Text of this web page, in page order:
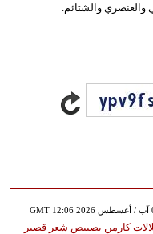
والعنصري والشتائم.
كارمن بصيبص شعر قصير